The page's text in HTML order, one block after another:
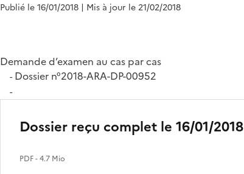
Publié le 16/01/2018 | Mis à jour le 21/02/2018
Demande d’examen au cas par cas
-Dossier n°2018-ARA-DP-00952
-
Dossier reçu complet le 16/01/2018
PDF- 4.7 Mio